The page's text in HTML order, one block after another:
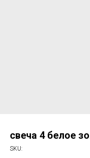
свеча 4 белое
SKU: